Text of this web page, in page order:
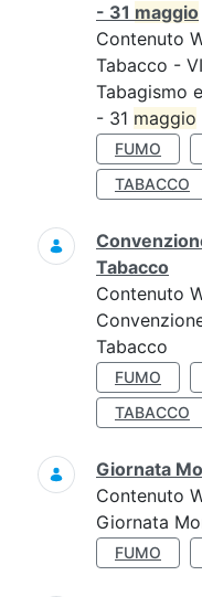
- 31 maggio
Contenuto
Tabacco -
Tabagismo
- 31 maggio
FUMO
TABACCO
Tabacco
Contenuto
Tabacco
FUMO
TABACCO
Giornata
Contenuto
Giornata
FUMO